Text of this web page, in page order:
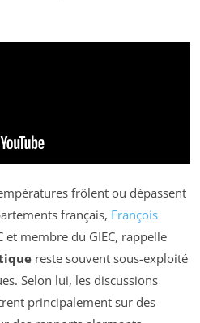
frôlent ou dépassent
français, François
et membre du GIEC, rappelle
reste souvent sous-exploité
Selon lui, les discussions
principalement sur des